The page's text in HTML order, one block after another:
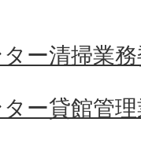
ー清掃業
ー貸館管